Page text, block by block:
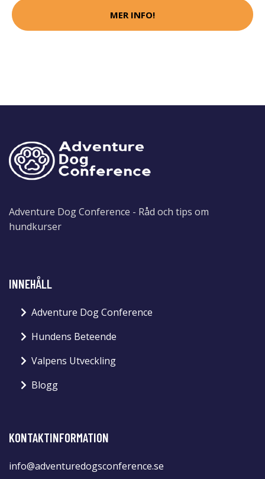
MER INFO!
Adventure Dog Conference - Råd och tips om
hundkurser
INNEHÅLL
Adventure Dog Conference
Hundens Beteende
Valpens Utveckling
Blogg
KONTAKTINFORMATION
info@adventuredogsconference.se